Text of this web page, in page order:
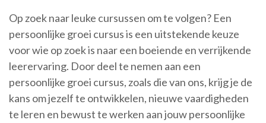
Op zoek naar leuke cursussen om te volgen? Een
persoonlijke groei cursus is een uitstekende keuze
voor wie op zoek is naar een boeiende en verrijkende
leerervaring. Door deel te nemen aan een
persoonlijke groei cursus, zoals die van ons, krijg je de
kans om jezelf te ontwikkelen, nieuwe vaardigheden
te leren en bewust te werken aan jouw persoonlijke